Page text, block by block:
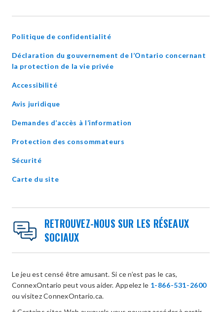
NEW
Politique de confidentialité
Déclaration du gouvernement de l’Ontario concernant
la protection de la vie privéeopens
Accessibilité
Avis juridique
Demandes d’accès à l’information
Protection des consommateurs
Sécurité
Carte du site
RETROUVEZ-NOUS SUR LES RÉSEAUX
SOCIAUX
Le jeu est censé être amusant. Si ce n’est pas le cas,
ConnexOntario peut vous aider. Appelez le 1-866-531-2600
ou visitez ConnexOntario.ca.